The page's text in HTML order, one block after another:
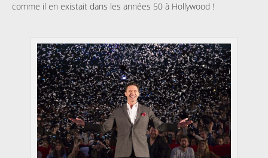
comme il en existait dans les années 50 à Hollywood !